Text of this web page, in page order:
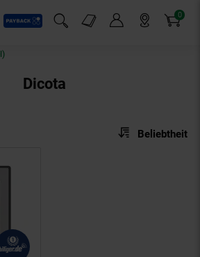
Payback
Suchfeld einblenden
Markt-Angebote 0
Artikel
Dicota
Sortierung:
Beliebtheit